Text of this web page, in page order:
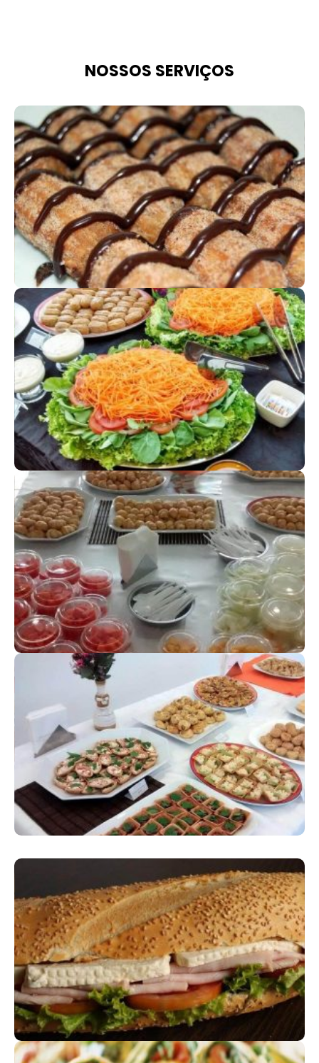
COFFE BREAK
Prático e eficiente
ALMOÇO
Supreenda os seus convidados
BRUNCH
Um cardápio completo
COQUETEL
Momentos de descontração
SANDUÍCHES DE METRO
Variedade e qualidade marcantes